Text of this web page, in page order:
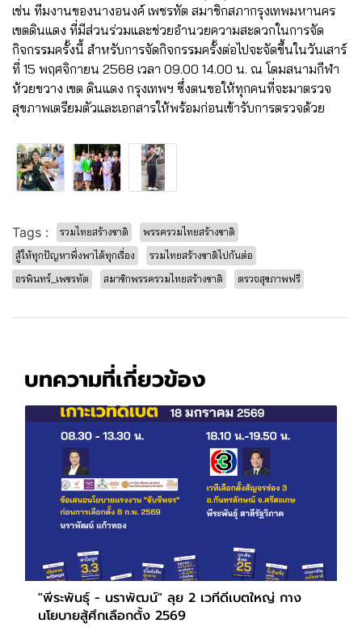
เช่น ทีมงานของนางอนงค์ เพชรทัต สมาชิกสภากรุงเทพมหานคร
เขตดินแดง ที่มีส่วนร่วมและช่วยอำนวยความสะดวกในการจัด
กิจกรรมครั้งนี้ สำหรับการจัดกิจกรรมครั้งต่อไปจะจัดขึ้นในวันเสาร์
ที่ 15 พฤศจิกายน 2568 เวลา 09.00 14.00 น. ณ โดมสนามกีฬา
ห้วยขวาง เขต ดินแดง กรุงเทพฯ ซึ่งตนขอให้ทุกคนที่จะมาตรวจ
สุขภาพเตรียมตัวและเอกสารให้พร้อมก่อนเข้ารับการตรวจด้วย
Tags : รวมไทยสร้างชาติ
พรรครวมไทยสร้างชาติ
สู้ให้ทุกปัญหาพึ่งพาได้ทุกเรื่อง
รวมไทยสร้างชาติไปกันต่อ
อรพินทร์_เพชรทัต
สมาชิกพรรครวมไทยสร้างชาติ ตรวจสุขภาพฟรี
บทความที่เกี่ยวข้อง
"พีระพันธุ์ - นราพัฒน์" ลุย 2 เวทีดีเบตใหญ่ กาง
นโยบายสู้ศึกเลือกตั้ง 2569